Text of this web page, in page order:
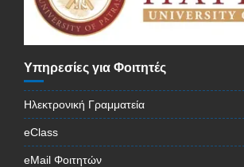
Υπηρεσίες για Φοιτητές
Ηλεκτρονική Γραμματεία
eClass
eMail Φοιτητών